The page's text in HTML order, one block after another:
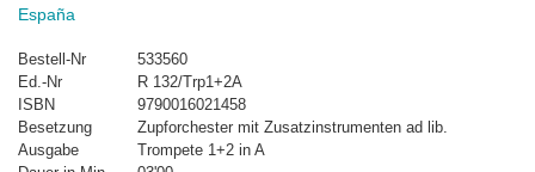
España
Bestell-Nr
533560
Ed.-Nr
R 132/Trp1+2A
ISBN
9790016021458
Besetzung
Zupforchester mit Zusatzinstrumenten ad lib.
Ausgabe
Trompete 1+2 in A